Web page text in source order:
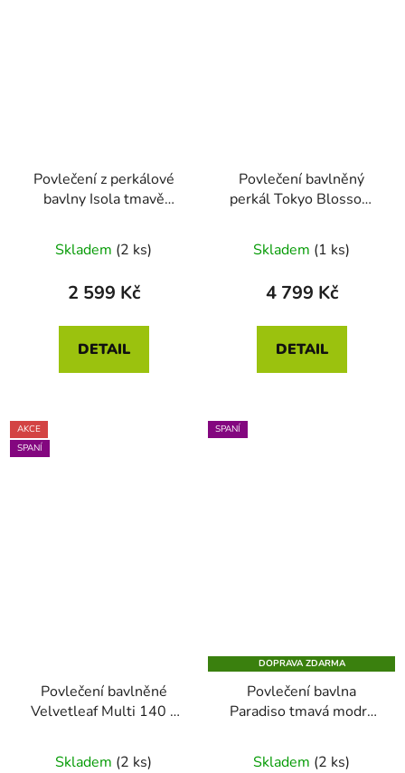
Povlečení z perkálové
bavlny Isola tmavě
Skladem (2 ks)
2 599 Kč
DETAIL
Povlečení bavlněný
perkál Tokyo Blossom
70 x 90
Skladem (1 ks)
4 799 Kč
DETAIL
AKCE
SPANÍ
Povlečení bavlněné
Velvetleaf Multi 140 x
Skladem (2 ks)
SPANÍ
DOPRAVA ZDARMA
Povlečení bavlna
Paradiso tmavá modrá
- 2x 70 x 90
Skladem (2 ks)